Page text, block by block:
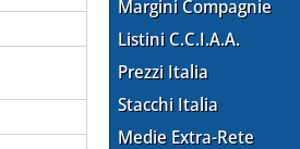
Margini Compagnie
Listini C.C.I.A.A.
Prezzi Italia
Stacchi Italia
Medie Extra-Rete